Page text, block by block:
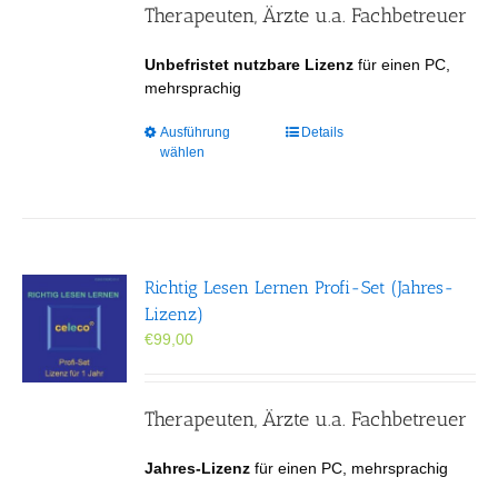
Therapeuten, Ärzte u.a. Fachbetreuer
Unbefristet nutzbare Lizenz für einen PC,
mehrsprachig
Ausführung
wählen
Dieses
Optionen
gewählt
Details
Richtig Lesen Lernen Profi-Set (Jahres-
Lizenz)
€99,00
Therapeuten, Ärzte u.a. Fachbetreuer
Jahres-Lizenz für einen PC, mehrsprachig